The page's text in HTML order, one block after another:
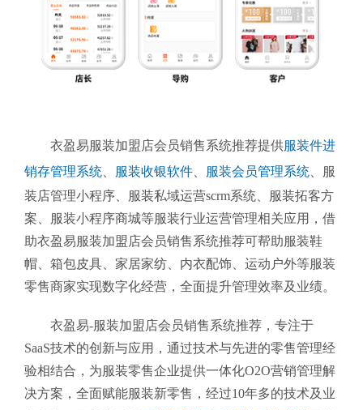
衣盈易服装加盟店会员销售系统推荐提供服装件进
销存管理系统
服装收银软件 服装会员管理系统
服
装店管理小程序、服装私域运营scrm系统、服装拓客方
案、服装小程序商城等服装行业运营管理相关应用，借
助衣盈易服装加盟店会员销售系统推荐可帮助服装鞋
帽、箱包皮具、家居家纺、内衣配饰、运动户外等服装
零售商家实现数字化经营，全面提升管理效率及业绩。
衣盈易-服装加盟店会员销售系统推荐 ，专注于
SaaS技术的创新与应用，通过技术与先进的零售管理经
验相结合，为服装零售企业提供一体化O2O营销管理解
决方案，全面赋能服装新零售，经过10年多的技术及业